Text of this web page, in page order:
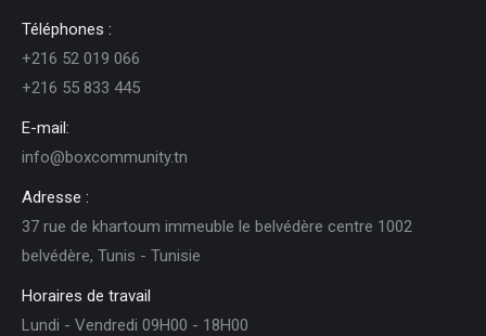
Téléphones :
+216 52 019 066
+216 55 833 445
E-mail:
info@boxcommunity.tn
Adresse :
37 rue de khartoum immeuble le belvédère centre 1002
belvédère, Tunis - Tunisie
Horaires de travail
Lundi - Vendredi 09H00 - 18H00